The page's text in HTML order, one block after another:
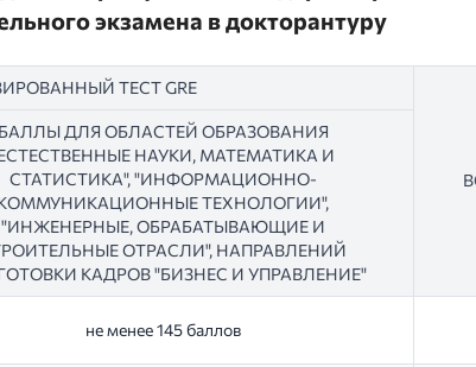
экзамена в докторантуру
ТЕСТ GRE
БАЛЛЫ ДЛЯ ОБЛАСТЕЙ ОБРАЗОВАНИЯ
НАУКИ, МАТЕМАТИКА И
СТАТИСТИКА", "ИНФОРМАЦИОННО-
ТЕХНОЛОГИИ",
"ИНЖЕНЕРНЫЕ, ОБРАБАТЫВАЮЩИЕ И
ОТРАСЛИ", НАПРАВЛЕНИЙ
КАДРОВ "БИЗНЕС И УПРАВЛЕНИЕ"
не менее 145 баллов